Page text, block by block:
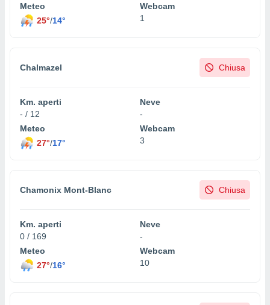
Meteo
25°/14°
Webcam
1
Chalmazel Chiusa
Km. aperti
- / 12
Neve
-
Meteo
27°/17°
Webcam
3
Chamonix Mont-Blanc Chiusa
Km. aperti
0 / 169
Neve
-
Meteo
27°/16°
Webcam
10